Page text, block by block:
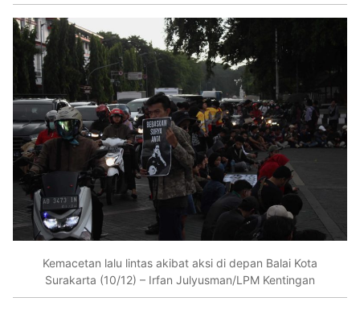
Kemacetan lalu lintas akibat aksi di depan Balai Kota
Surakarta (10/12) – Irfan Julyusman/LPM Kentingan